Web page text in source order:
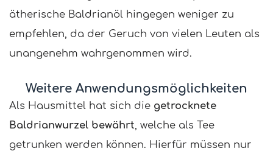
ätherische Baldrianöl hingegen weniger zu
empfehlen, da der Geruch von vielen Leuten als
unangenehm wahrgenommen wird.
Weitere Anwendungsmöglichkeiten
Als Hausmittel hat sich die getrocknete
Baldrianwurzel bewährt, welche als Tee
getrunken werden können. Hierfür müssen nur